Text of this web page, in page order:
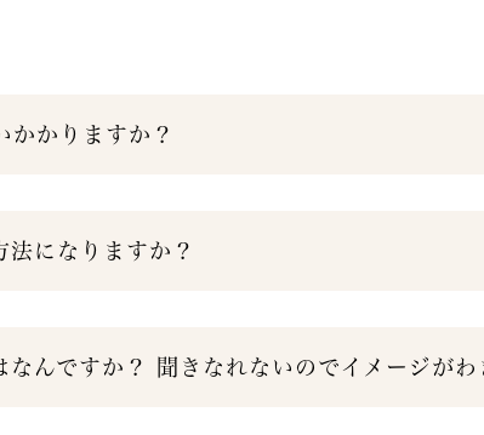
かかりますか？
法になりますか？
なんですか？ 聞きなれないのでイメージが